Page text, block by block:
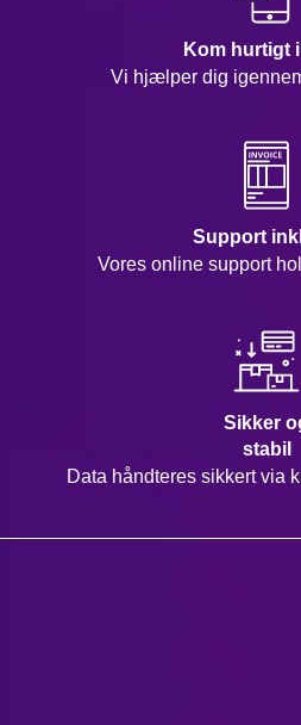
Kom hurtigt
Vi hjælper dig
Support
Vores online support
Sikker
stabil
Data håndteres sikkert via